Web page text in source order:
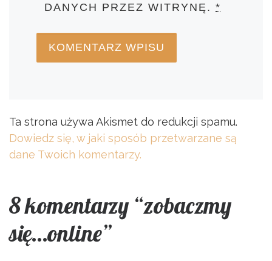
DANYCH PRZEZ WITRYNĘ.*
Ta strona używa Akismet do redukcji spamu.
Dowiedz się, w jaki sposób przetwarzane są
dane Twoich komentarzy.
8 komentarzy “zobaczmy
się…online”